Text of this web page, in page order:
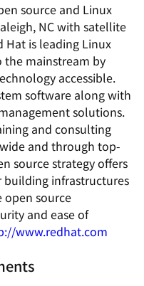
source and Linux
NC with satellite
Hat is leading Linux
the mainstream by
accessible.
software along with
solutions.
and consulting
and through top-
source strategy offers
infrastructures
open source
and ease of
www.redhat.com